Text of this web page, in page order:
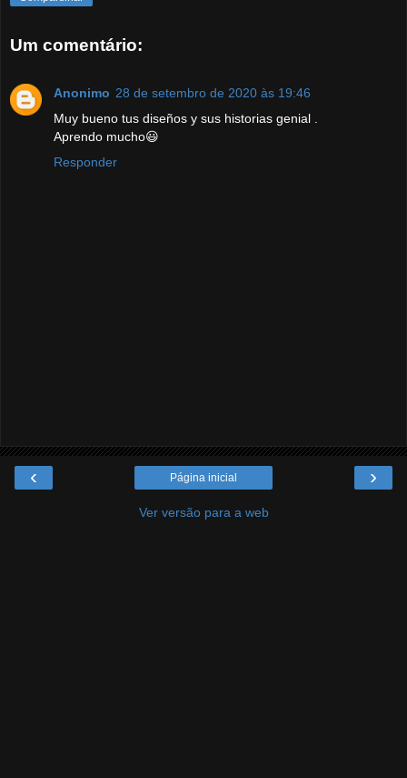
Um comentário:
Anonimo 28 de setembro de 2020 às 19:46
Muy bueno tus diseños y sus historias genial .
Aprendo mucho😃
Responder
‹ ›
Página inicial
Ver versão para a web